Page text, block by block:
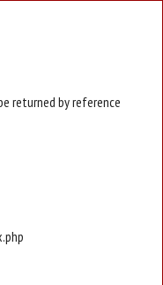
returned by reference